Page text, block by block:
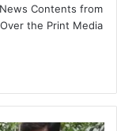
Contents from
the Print Media